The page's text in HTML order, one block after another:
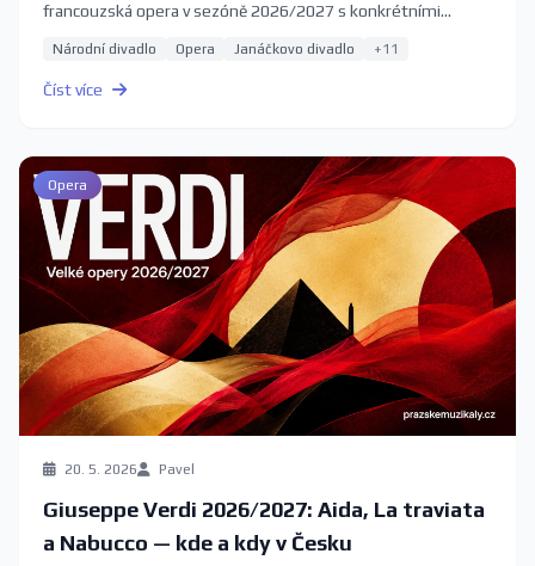
francouzská opera v sezóně 2026/2027 s konkrétními
Národní divadlo Opera Janáčkovo divadlo +11
Číst více
Opera
20. 5. 2026 Pavel
Giuseppe Verdi 2026/2027: Aida, La traviata
a Nabucco — kde a kdy v Česku